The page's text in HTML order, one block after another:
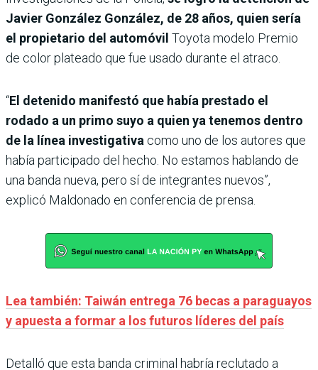
Javier González González, de 28 años, quien sería
el propietario del automóvil Toyota modelo Premio
de color plateado que fue usado durante el atraco.
“El detenido manifestó que había prestado el
rodado a un primo suyo a quien ya tenemos dentro
de la línea investigativa como uno de los autores que
había participado del hecho. No estamos hablando de
una banda nueva, pero sí de integrantes nuevos”,
explicó Maldonado en conferencia de prensa.
Lea también: Taiwán entrega 76 becas a paraguayos
y apuesta a formar a los futuros líderes del país
Detalló que esta banda criminal habría reclutado a